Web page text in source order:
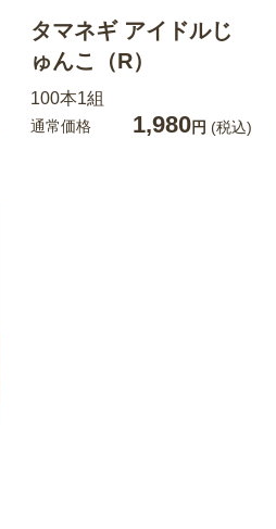
タマネギ アイドルじ
ゅんこ（R）
100本1組
通常価格 1,980円 (税込)